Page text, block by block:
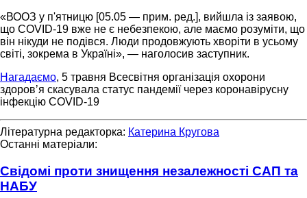
«ВООЗ у п'ятницю [05.05 — прим. ред.], вийшла із заявою,
що COVID-19 вже не є небезпекою, але маємо розуміти, що
він нікуди не подівся. Люди продовжують хворіти в усьому
світі, зокрема в Україні», — наголосив заступник.
Нагадаємо, 5 травня Всесвітня організація охорони
здоровʼя cкасувала статус пандемії через коронавірусну
інфекцію COVID-19
Літературна редакторка: Катерина Кругова
Останні матеріали:
Свідомі проти знищення незалежності САП та
НАБУ